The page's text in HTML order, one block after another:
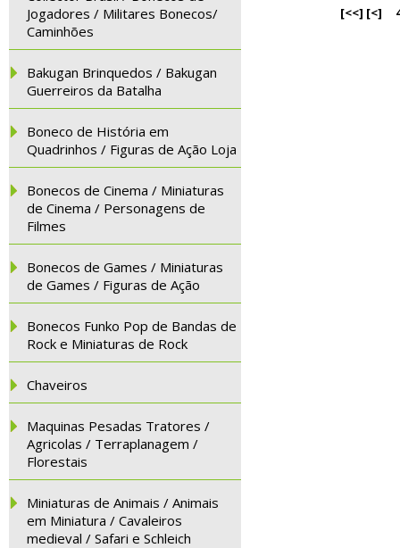
Jogadores / Militares Bonecos/
Caminhões
Bakugan Brinquedos / Bakugan
Guerreiros da Batalha
Boneco de História em
Quadrinhos / Figuras de Ação Loja
Bonecos de Cinema / Miniaturas
de Cinema / Personagens de
Filmes
Bonecos de Games / Miniaturas
de Games / Figuras de Ação
Bonecos Funko Pop de Bandas de
Rock e Miniaturas de Rock
Chaveiros
Maquinas Pesadas Tratores /
Agricolas / Terraplanagem /
Florestais
Miniaturas de Animais / Animais
em Miniatura / Cavaleiros
medieval / Safari e Schleich
[<<] [<]